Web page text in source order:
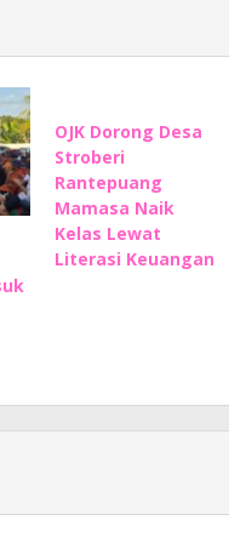
OJK Dorong Desa
Stroberi
Rantepuang
Mamasa Naik
Kelas Lewat
Literasi Keuangan